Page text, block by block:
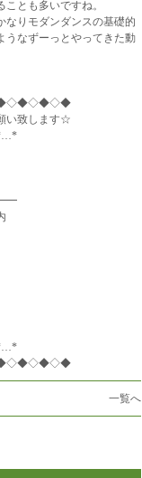
とも多いですね。
なりモダンダンスの基礎的
うなずーっとやってきた動
い致します☆
一覧へ